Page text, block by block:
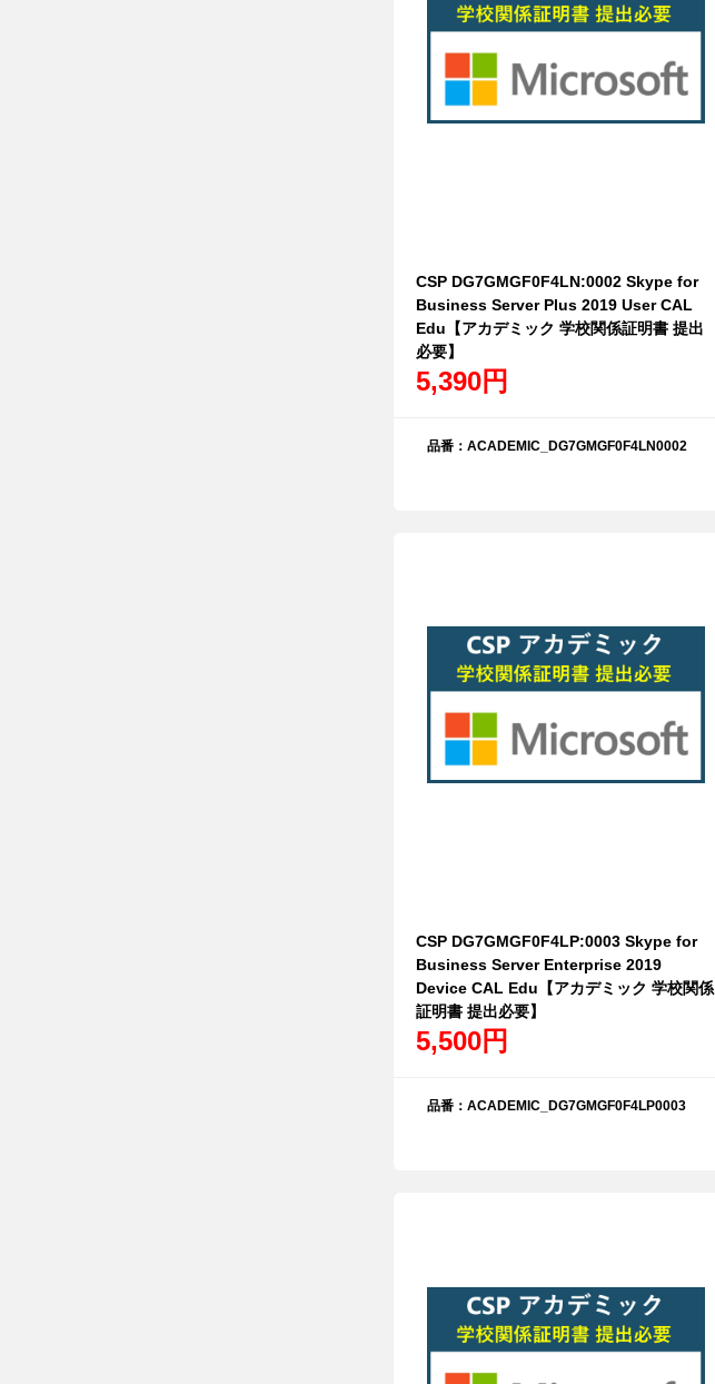
CSP DG7GMGF0F4LN:0002 Skype for
Business Server Plus 2019 User CAL
Edu【アカデミック 学校関係証明書 提出
必要】
5,390円
品番：ACADEMIC_DG7GMGF0F4LN0002
CSP DG7GMGF0F4LP:0003 Skype for
Business Server Enterprise 2019
Device CAL Edu【アカデミック 学校関係
証明書 提出必要】
5,500円
品番：ACADEMIC_DG7GMGF0F4LP0003